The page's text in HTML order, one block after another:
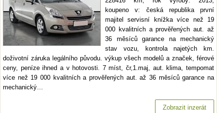
koupeno v: česká republika první
majitel servisní knížka více než 19
000 kvalitních a prověřených aut. až
36 měsíců garance na mechanický
stav vozu, kontrola najetých km.
doživotní záruka legálního původu. výkup všech modelů a značek, férové
ceny, peníze ihned a v hotovosti. 7 míst, čr,1.maj, aut. klima, tempomat
více než 19 000 kvalitních a prověřených aut. až 36 měsíců garance na
mechanický…
Zobrazit inzerát